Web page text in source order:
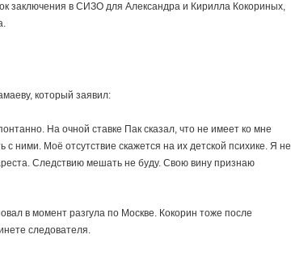
заключения в СИЗО для Александра и Кирилла Кокориных,
который заявил:
На очной ставке Пак сказал, что не имеет ко мне
ними. Моё отсутствие скажется на их детской психике. Я не
Следствию мешать не буду. Свою вину признаю
в момент разгула по Москве. Кокорин тоже после
следователя.